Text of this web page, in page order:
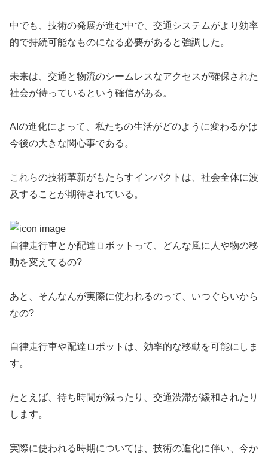
中でも、技術の発展が進む中で、交通システムがより効率
的で持続可能なものになる必要があると強調した。
未来は、交通と物流のシームレスなアクセスが確保された
社会が待っているという確信がある。
AIの進化によって、私たちの生活がどのように変わるかは
今後の大きな関心事である。
これらの技術革新がもたらすインパクトは、社会全体に波
及することが期待されている。
自律走行車とか配達ロボットって、どんな風に人や物の移
動を変えてるの?
あと、そんなんが実際に使われるのって、いつぐらいから
なの?
自律走行車や配達ロボットは、効率的な移動を可能にしま
す。
たとえば、待ち時間が減ったり、交通渋滞が緩和されたり
します。
実際に使われる時期については、技術の進化に伴い、今か